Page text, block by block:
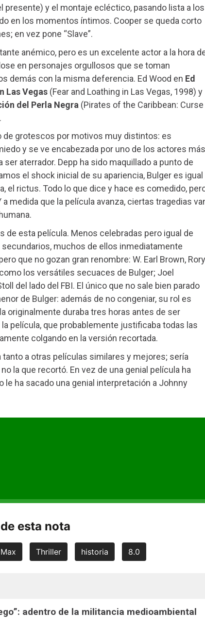
y el montaje ecléctico, pasando lista a los
en los momentos íntimos. Cooper se queda corto
en vez pone “Slave”.
anémico, pero es un excelente actor a la hora
en personajes orgullosos que se toman
demás con la misma deferencia. Ed Wood en Ed
Las Vegas(Fear and Loathing in Las Vegas, 1998) y
del Perla Negra (Pirates of the Caribbean: Curse
grotescos por motivos muy distintos: es
y se ve encabezada por uno de los actores más
aterrador. Depp ha sido maquillado a punto de
el shock inicial de su apariencia, Bulger es igual
el rictus. Todo lo que dice y hace es comedido,
medida que la película avanza, ciertas tragedias
de esta película. Menos celebradas pero igual de
muchos de ellos inmediatamente
que no gozan gran renombre: W. Earl Brown, Rory
los versátiles secuaces de Bulger; Joel
del lado del FBI. El único que no sale bien parado
de Bulger: además de no congeniar, su rol es
originalmente duraba tres horas antes de ser
película, que probablemente justificaba todas las
colgando en la versión recortada.
a otras películas similares y mejores; sería
la que recortó. En vez de una genial película ha
le ha sacado una genial interpretación a Johnny
esta nota
Thriller historia 8.0
adentro de la militancia medioambiental